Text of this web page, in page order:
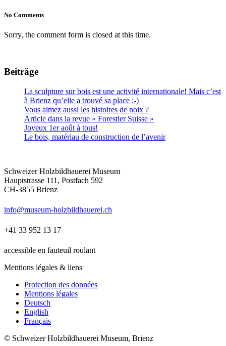
No Comments
Sorry, the comment form is closed at this time.
Beiträge
La sculpture sur bois est une activité internationale! Mais c’est
à Brienz qu’elle a trouvé sa place ;-)
Vous aimez aussi les histoires de noix ?
Article dans la revue « Forestier Suisse »
Joyeux 1er août à tous!
Le bois, matériau de construction de l’avenir
Schweizer Holzbildhauerei Museum
Hauptstrasse 111, Postfach 592
CH-3855 Brienz
info@museum-holzbildhauerei.ch
+41 33 952 13 17
accessible en fauteuil roulant
Mentions légales & liens
Protection des données
Mentions légales
Deutsch
English
Français
© Schweizer Holzbildhauerei Museum, Brienz